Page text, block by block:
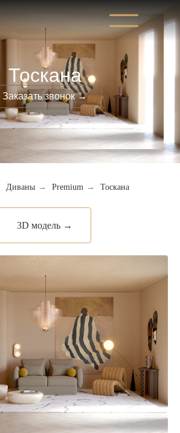
Тоскана
Заказать звонок →
Диваны → Premium → Тоскана
3D модель →